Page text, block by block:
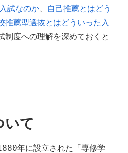
試なのか、
自己推薦とはどう
推薦型選抜とはどういった入
制度への理解を深めておくと
いて
年に設立された「専修学